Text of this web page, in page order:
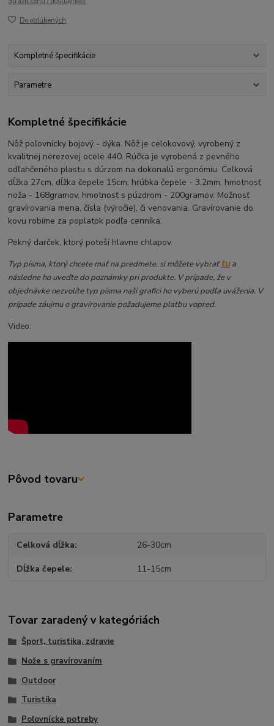
Do obľúbených
Kompletné špecifikácie
Parametre
Kompletné špecifikácie
Nôž poľovnícky bojový - dýka. Nôž je celokovový, vyrobený z
kvalitnej nerezovej ocele 440. Rúčka je vyrobená z pevného
odľahčeného plastu s dúrzom na dokonalú ergonómiu. Celková
dĺžka 27cm, dĺžka čepele 15cm, hrúbka čepele - 3,2mm, hmotnosť
noža - 168gramov, hmotnosť s púzdrom - 200gramov. Možnosť
gravírovania mena, čísla (výročie), či venovania. Gravírovanie do
kovu robíme za poplatok podľa cenníka.
Pekný darček, ktorý poteší hlavne chlapov.
Typ písma, ktorý chcete mať na predmete, si môžete vybraťtua
následne ho uveďte do poznámky pri produkte. V prípade, že v
objednávke nezvolíte typ písma naši grafici ho vyberú podľa uváženia. V
prípade záujmu o gravírovanie požadujeme platbu vopred.
Video:
Pôvod tovaru
Parametre
Celková dĺžka 26-30cm
Dĺžka čepele 11-15cm
Tovar zaradený v kategóriách
Šport, turistika, zdravie
Nože s gravírovaním
Outdoor
Turistika
Poľovnícke potreby